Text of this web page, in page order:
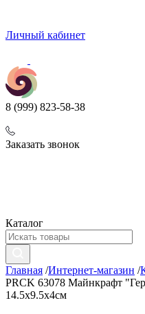
Личный кабинет
8 (999) 823-58-38
Заказать звонок
Каталог
Главная /Интернет-магазин /
PRCK 63078 Майнкрафт
14.5х9.5х4см